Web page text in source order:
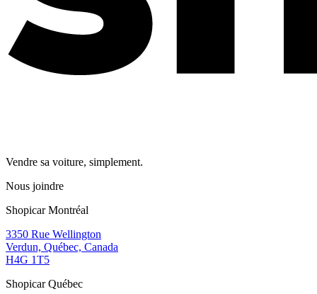
Vendre sa voiture, simplement.
Nous joindre
Shopicar Montréal
3350 Rue Wellington
Verdun, Québec, Canada
H4G 1T5
Shopicar Québec